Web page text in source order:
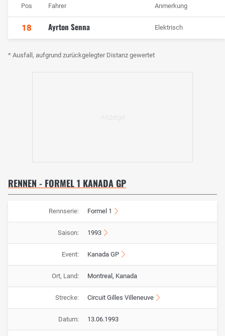
Pos Fahrer Anmerkung
18 Ayrton Senna Elektrisch
* Ausfall, aufgrund zurückgelegter Distanz gewertet
RENNEN - FORMEL 1 KANADA GP
Rennserie: Formel 1
Saison: 1993
Event: Kanada GP
Ort, Land: Montreal, Kanada
Strecke: Circuit Gilles Villeneuve
Datum: 13.06.1993